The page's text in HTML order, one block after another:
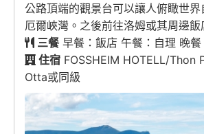
公路頂端的觀景台可以讓人俯瞰世
厄爾峽灣。之後前往洛姆或其周邊飯
三餐早餐：飯店 午餐：自理 晚餐
住宿 FOSSHEIM HOTELL/Thon
Otta或同級